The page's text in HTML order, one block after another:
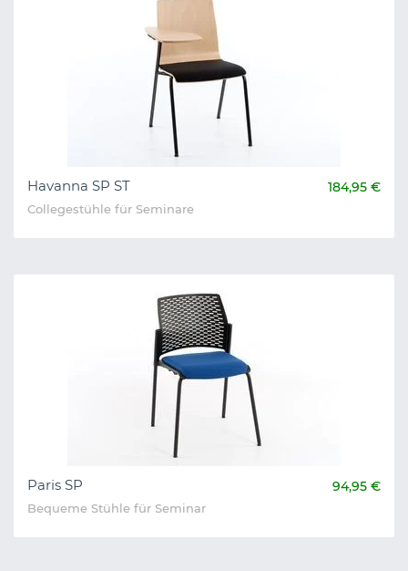
Havanna SP ST 184,95 €
Collegestühle für Seminare
Paris SP 94,95 €
Bequeme Stühle für Seminar